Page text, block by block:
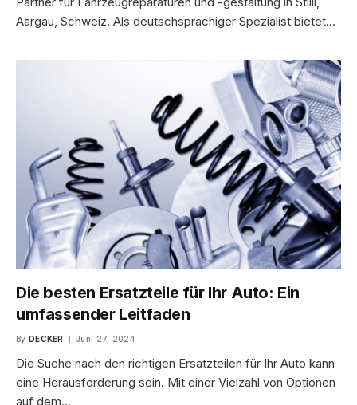
Aargau, Schweiz. Als deutschsprachiger Spezialist bietet…
Die besten Ersatzteile für Ihr Auto: Ein
umfassender Leitfaden
By DECKER Juni 27, 2024
Die Suche nach den richtigen Ersatzteilen für Ihr Auto kann
eine Herausforderung sein. Mit einer Vielzahl von Optionen
auf dem…